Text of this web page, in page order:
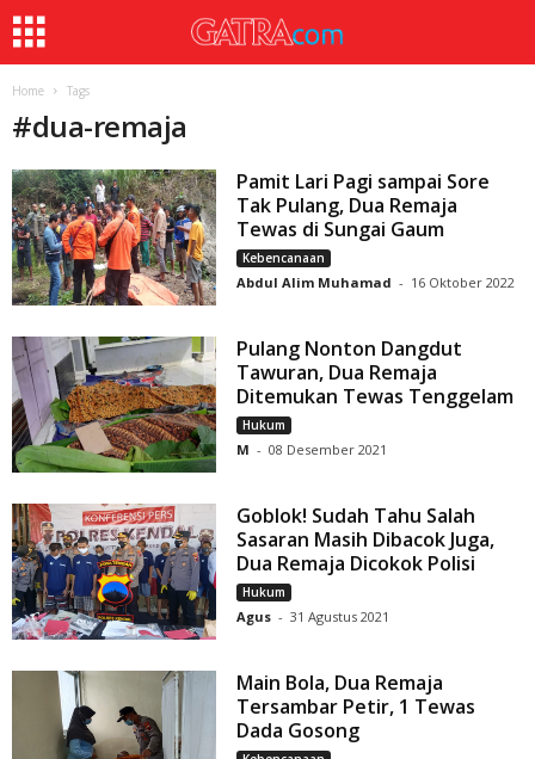
Home Tags
#dua-remaja
Pamit Lari Pagi sampai Sore
Tak Pulang, Dua Remaja
Tewas di Sungai Gaum
Kebencanaan
Abdul Alim Muhamad - 16 Oktober 2022
Pulang Nonton Dangdut
Tawuran, Dua Remaja
Ditemukan Tewas Tenggelam
Hukum
M - 08 Desember 2021
Goblok! Sudah Tahu Salah
Sasaran Masih Dibacok Juga,
Dua Remaja Dicokok Polisi
Hukum
Agus - 31 Agustus 2021
Main Bola, Dua Remaja
Tersambar Petir, 1 Tewas
Dada Gosong